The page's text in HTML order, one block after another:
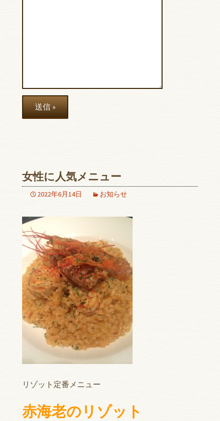
女性に人気メニュー
2022年6月14日 お知らせ
リゾット定番メニュー
赤海老のリゾット